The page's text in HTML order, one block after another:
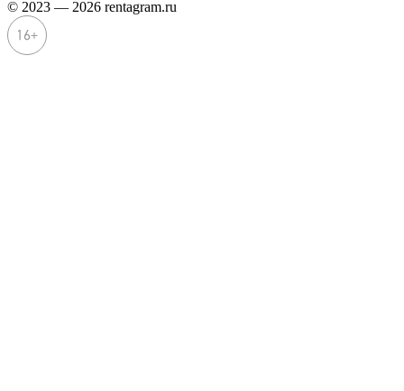
© 2023 — 2026 rentagram.ru